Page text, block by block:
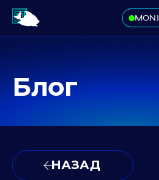
Блог
НАЗАД